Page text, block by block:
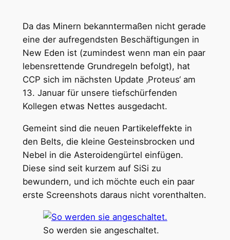
Da das Minern bekanntermaßen nicht gerade
eine der aufregendsten Beschäftigungen in
New Eden ist (zumindest wenn man ein paar
lebensrettende Grundregeln befolgt), hat
CCP sich im nächsten Update ‚Proteus‘ am
13. Januar für unsere tiefschürfenden
Kollegen etwas Nettes ausgedacht.
Gemeint sind die neuen Partikeleffekte in
den Belts, die kleine Gesteinsbrocken und
Nebel in die Asteroidengürtel einfügen.
Diese sind seit kurzem auf SiSi zu
bewundern, und ich möchte euch ein paar
erste Screenshots daraus nicht vorenthalten.
So werden sie angeschaltet.